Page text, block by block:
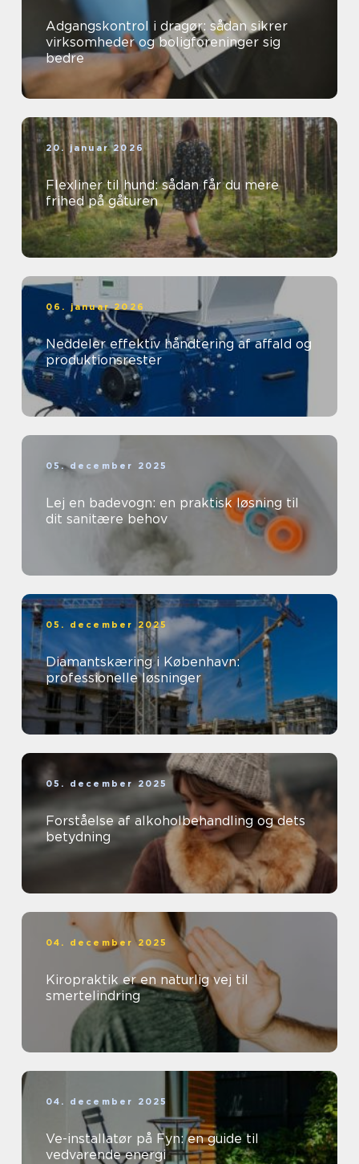
Adgangskontrol i dragør: sådan sikrer
virksomheder og boligforeninger sig
bedre
20. januar 2026
Flexliner til hund: sådan får du mere
frihed på gåturen
06. januar 2026
Neddeler effektiv håndtering af affald og
produktionsrester
05. december 2025
Lej en badevogn: en praktisk løsning til
dit sanitære behov
05. december 2025
Diamantskæring i København:
professionelle løsninger
05. december 2025
Forståelse af alkoholbehandling og dets
betydning
04. december 2025
Kiropraktik er en naturlig vej til
smertelindring
04. december 2025
Ve-installatør på Fyn: en guide til
vedvarende energi